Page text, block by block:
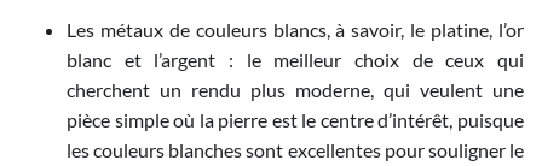
Les métaux de couleurs blancs, à savoir, le platine, l’or
blanc et l’argent : le meilleur choix de ceux qui
cherchent un rendu plus moderne, qui veulent une
pièce simple où la pierre est le centre d’intérêt, puisque
les couleurs blanches sont excellentes pour souligner le